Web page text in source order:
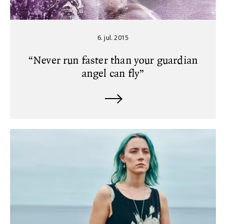
6. jul. 2015
“Never run faster than your guardian
angel can fly”